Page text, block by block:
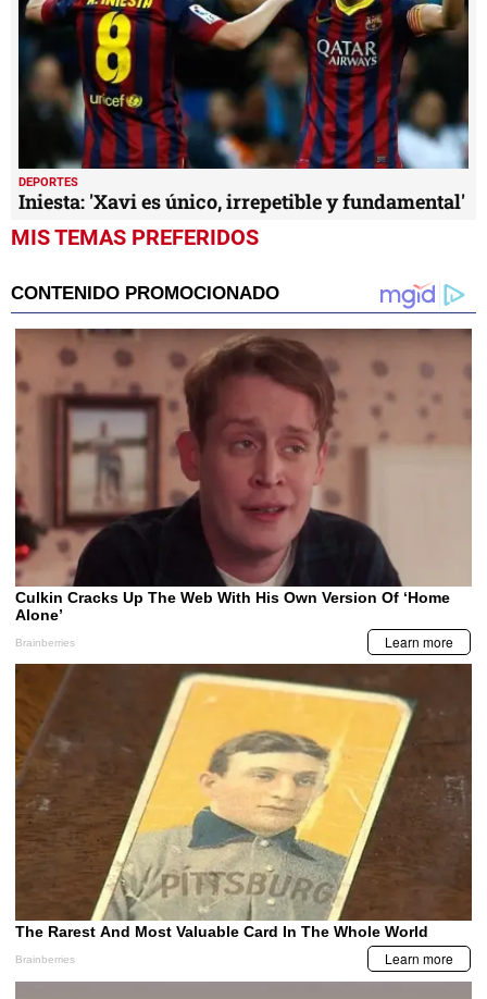
DEPORTES
Iniesta: 'Xavi es único, irrepetible y fundamental'
MIS TEMAS PREFERIDOS